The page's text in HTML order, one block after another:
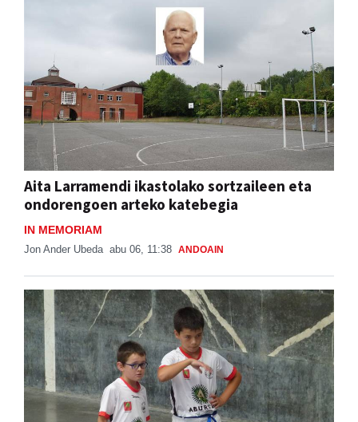
Aita Larramendi ikastolako sortzaileen eta
ondorengoen arteko katebegia
IN MEMORIAM
Jon Ander Ubeda abu 06, 11:38 ANDOAIN